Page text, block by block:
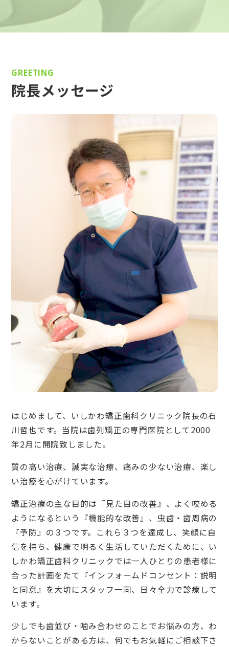
GREETING
院長メッセージ
はじめまして、いしかわ矯正歯科クリニック院長の石
川哲也です。当院は歯列矯正の専門医院として2000
年2月に開院致しました。
質の高い治療、誠実な治療、痛みの少ない治療、楽し
い治療を心がけています。
矯正治療の主な目的は『見た目の改善』、よく咬める
ようになるという『機能的な改善』、虫歯・歯周病の
『予防』の３つです。これら３つを達成し、笑顔に自
信を持ち、健康で明るく生活していただくために、い
しかわ矯正歯科クリニックでは一人ひとりの患者様に
合った計画をたて『インフォームドコンセント：説明
と同意』を大切にスタッフ一同、日々全力で診療して
います。
少しでも歯並び・噛み合わせのことでお悩みの方、わ
からないことがある方は、何でもお気軽にご相談下さ